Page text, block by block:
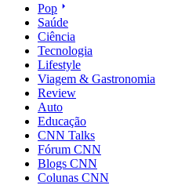
Pop
Saúde
Ciência
Tecnologia
Lifestyle
Viagem & Gastronomia
Review
Auto
Educação
CNN Talks
Fórum CNN
Blogs CNN
Colunas CNN